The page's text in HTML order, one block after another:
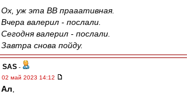
Ох, уж эта ВВ прааативная.
Вчера валерил - послали.
Сегодня валерил - послали.
Завтра снова пойду.
SAS -
02 май 2023 14:12
Ал